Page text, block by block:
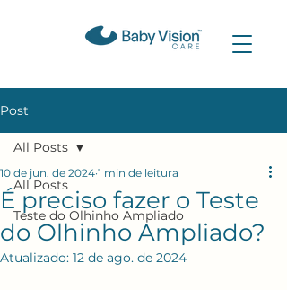
Post
All Posts
Teste do Olhinho Ampliado
All Posts
É preciso fazer o Teste
do Olhinho Ampliado?
10 de jun. de 2024 1 min de leitura
Atualizado: 12 de ago. de 2024